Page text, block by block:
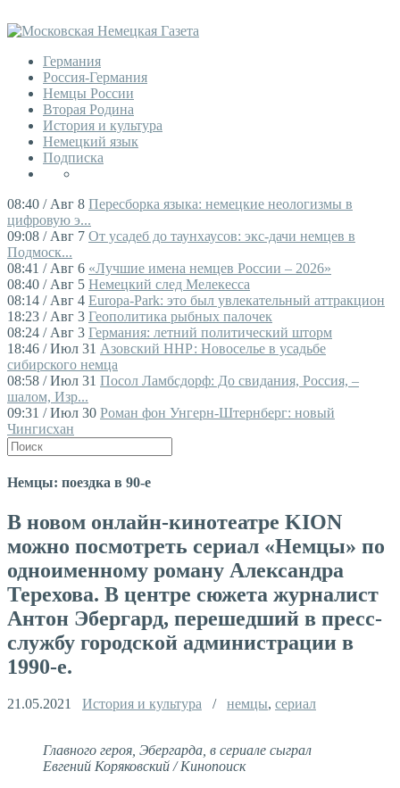
Германия
Россия-Германия
Немцы России
Вторая Родина
История и культура
Немецкий язык
Подписка
08:40 / Авг 8 Пересборка языка: немецкие неологизмы в
цифровую э...
09:08 / Авг 7 От усадеб до таунхаусов: экс-дачи немцев в
Подмоск...
08:41 / Авг 6 «Лучшие имена немцев России – 2026»
08:40 / Авг 5 Немецкий след Мелекесса
08:14 / Авг 4 Europa-Park: это был увлекательный аттракцион
18:23 / Авг 3 Геополитика рыбных палочек
08:24 / Авг 3 Германия: летний политический шторм
18:46 / Июл 31 Азовский ННР: Новоселье в усадьбе
сибирского немца
08:58 / Июл 31 Посол Ламбсдорф: До свидания, Россия, –
шалом, Изр...
09:31 / Июл 30 Роман фон Унгерн-Штернберг: новый
Чингисхан
Немцы: поездка в 90-е
В новом онлайн-кинотеатре KION
можно посмотреть сериал «Немцы» по
одноименному роману Александра
Терехова. В центре сюжета журналист
Антон Эбергард, перешедший в пресс-
службу городской администрации в
1990-е.
21.05.2021 История и культура / немцы, сериал
Главного героя, Эбергарда, в сериале сыграл
Евгений Коряковский / Кинопоиск